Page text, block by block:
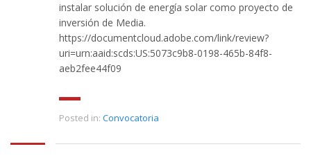
instalar solución de energía solar como proyecto de
inversión de Media.
https://documentcloud.adobe.com/link/review?
uri=urn:aaid:scds:US:5073c9b8-0198-465b-84f8-
aeb2fee44f09
Posted in: Convocatoria